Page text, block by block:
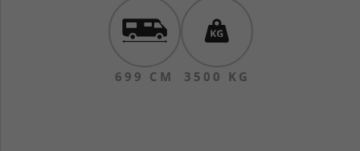
699 CM 3500 KG